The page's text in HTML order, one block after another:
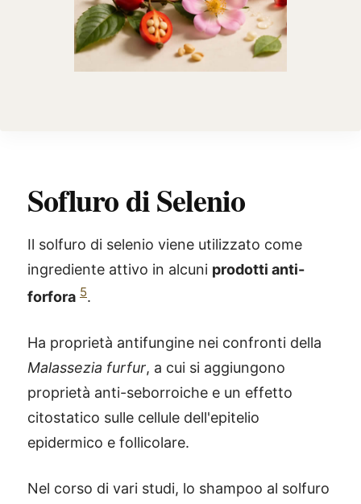
Sofluro di Selenio
Il solfuro di selenio viene utilizzato come
ingrediente attivo in alcuni prodotti anti-
forfora 5.
Ha proprietà antifungine nei confronti della
Malassezia furfur, a cui si aggiungono
proprietà anti-seborroiche e un effetto
citostatico sulle cellule dell'epitelio
epidermico e follicolare.
Nel corso di vari studi, lo shampoo al solfuro